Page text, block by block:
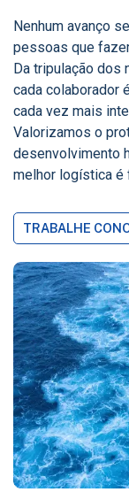
Nenhum avanço
pessoas que
Da tripulação dos
cada colaborador
cada vez mais
Valorizamos o
desenvolvimento
melhor logística é
TRABALHE